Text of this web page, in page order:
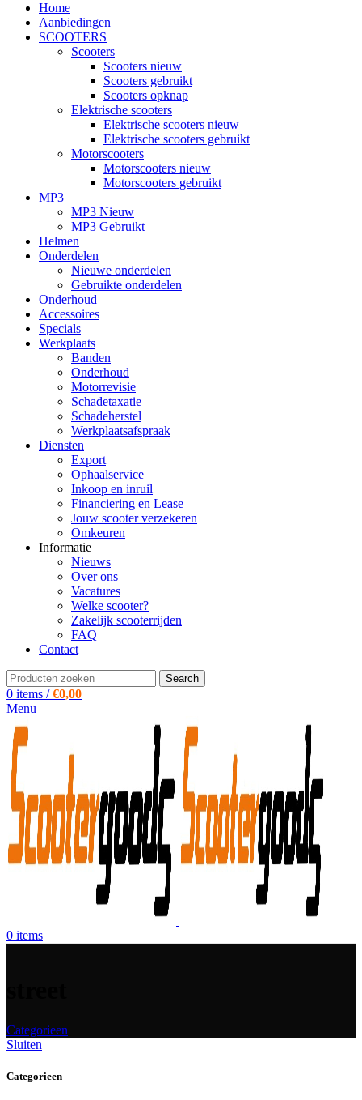
Home
Aanbiedingen
SCOOTERS
Scooters
Scooters nieuw
Scooters gebruikt
Scooters opknap
Elektrische scooters
Elektrische scooters nieuw
Elektrische scooters gebruikt
Motorscooters
Motorscooters nieuw
Motorscooters gebruikt
MP3
MP3 Nieuw
MP3 Gebruikt
Helmen
Onderdelen
Nieuwe onderdelen
Gebruikte onderdelen
Onderhoud
Accessoires
Specials
Werkplaats
Banden
Onderhoud
Motorrevisie
Schadetaxatie
Schadeherstel
Werkplaatsafspraak
Diensten
Export
Ophaalservice
Inkoop en inruil
Financiering en Lease
Jouw scooter verzekeren
Omkeuren
Informatie
Nieuws
Over ons
Vacatures
Welke scooter?
Zakelijk scooterrijden
FAQ
Contact
Search
0 items / €0,00
Menu
0 items
Categorieen
Sluiten
Categorieen